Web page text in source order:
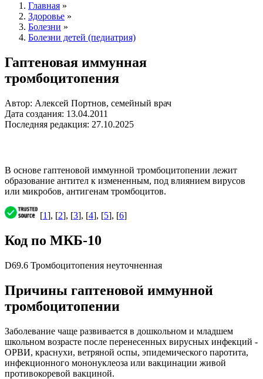
Главная »
Здоровье »
Болезни »
Болезни детей (педиатрия)
Гаптеновая иммунная
тромбоцитопения
Автор: Алексей Портнов, семейный врач
Дата создания: 13.04.2011
Последняя редакция: 27.10.2025
В основе гаптеновой иммунной тромбоцитопении лежит
образование антител к измененным, под влиянием вирусов
или микробов, антигенам тромбоцитов.
[1], [2], [3], [4], [5], [6]
Код по МКБ-10
D69.6 Тромбоцитопения неуточненная
Причины гаптеновой иммунной
тромбоцитопении
Заболевание чаще развивается в дошкольном и младшем
школьном возрасте после перенесенных вирусных инфекций -
ОРВИ, краснухи, ветряной оспы, эпидемического паротита,
инфекционного мононуклеоза или вакцинации живой
противокоревой вакциной.